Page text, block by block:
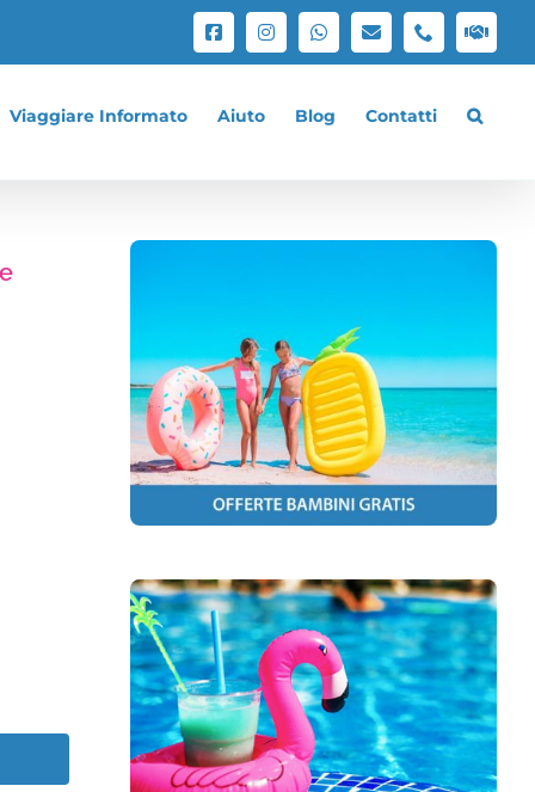
Facebook
Instagram
WhatsApp
EmailPhone
con
Viaggiare Informato Aiuto Blog Contatti